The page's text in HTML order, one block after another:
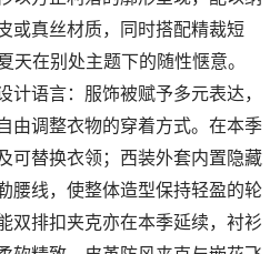
或真丝材质，同时搭配精裁短
夏天在别处主题下的随性惬意。
计语言：服饰被赋予多元表达，
由调整衣物的穿着方式。在本季
可替换衣领；西装外套内置隐藏
腰线，使整体造型保持轻盈的轮
双排扣夹克亦在本季延续，衬衫